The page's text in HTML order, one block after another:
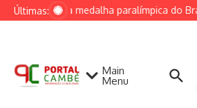
Ir para o conteúdo
Últimas:Primeira medalha paralímpica do
Main
Menu